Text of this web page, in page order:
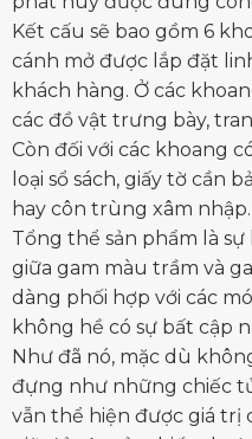
Kết cấu sẽ bao gồm 6
cánh mở được lắp đặt
khách hàng. Ở các
các đồ vật trưng bày,
Còn đối với các khoang
loại sổ sách, giấy tờ cần
hay côn trùng xâm nhập.
Tổng thể sản phẩm là
giữa gam màu trầm và
dàng phối hợp với các
không hề có sự bất cập
Như đã nó, mặc dù
đựng như những chiếc
vẫn thể hiện được giá trị